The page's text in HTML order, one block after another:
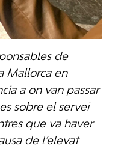
de
Mallorca en
a on van passar
sobre el servei
que va haver
de l’elevat